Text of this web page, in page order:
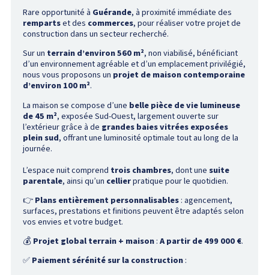
Rare opportunité à Guérande, à proximité immédiate des
rempartset des commerces, pour réaliser votre projet de
construction dans un secteur recherché.
Sur un terrain d’environ 560 m², non viabilisé, bénéficiant
d’un environnement agréable et d’un emplacement privilégié,
nous vous proposons un projet de maison contemporaine
d’environ 100 m².
La maison se compose d’une belle pièce de vie lumineuse
de 45 m², exposée Sud-Ouest, largement ouverte sur
l’extérieur grâce à de grandes baies vitrées exposées
plein sud, offrant une luminosité optimale tout au long de la
journée.
L’espace nuit comprend trois chambres, dont unesuite
parentale, ainsi qu’un cellierpratique pour le quotidien.
👉Plans entièrement personnalisables: agencement,
surfaces, prestations et finitions peuvent être adaptés selon
vos envies et votre budget.
💰Projet global terrain + maison:A partir de 499 000 €.
✅Paiement sérénité sur la construction: